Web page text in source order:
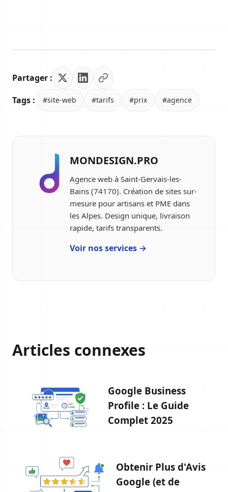
Partager :
Tags :
#site-web #tarifs #prix #agence
MONDESIGN.PRO
Agence web à Saint-Gervais-les-
Bains (74170). Création de sites sur-
mesure pour artisans et PME dans
les Alpes. Design unique, livraison
rapide, tarifs transparents.
Voir nos services →
Articles connexes
Google Business
Profile : Le Guide
Complet 2025
Obtenir Plus d'Avis
Google (et de